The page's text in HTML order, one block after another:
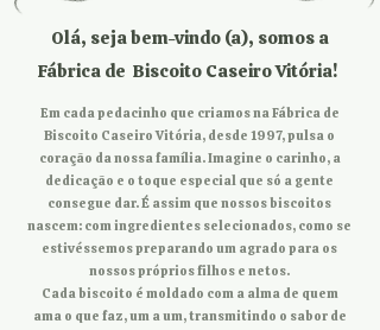
Olá, seja bem-vindo (a), somos a
Fábrica de Biscoito Caseiro Vitória!
Em cada pedacinho que criamos na Fábrica de
Biscoito Caseiro Vitória, desde 1997, pulsa o
coração da nossa família. Imagine o carinho, a
dedicação e o toque especial que só a gente
consegue dar. É assim que nossos biscoitos
nascem: com ingredientes selecionados, como se
estivéssemos preparando um agrado para os
nossos próprios filhos e netos.
Cada biscoito é moldado com a alma de quem
ama o que faz, um a um, transmitindo o sabor de